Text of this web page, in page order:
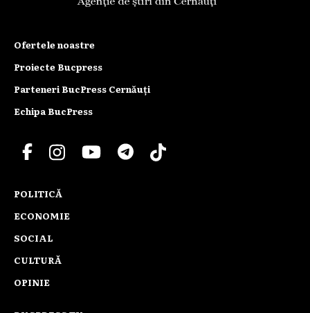
Ofertele noastre
Proiecte Bucpress
Parteneri BucPress Cernăuți
Echipa BucPress
POLITICĂ
ECONOMIE
SOCIAL
CULTURĂ
OPINIE